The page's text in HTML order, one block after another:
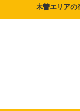
木曽エリアの